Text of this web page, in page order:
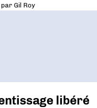
parGil Roy
libéré